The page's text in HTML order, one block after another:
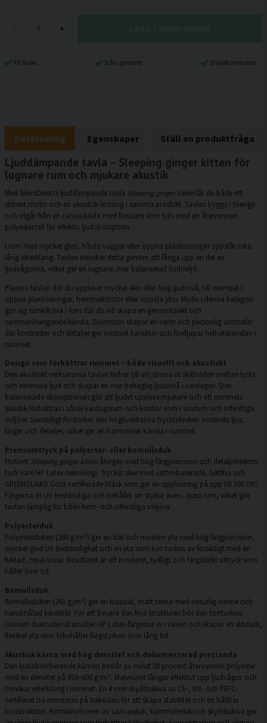
- +
Fri frakt 5 års garanti Snabb leverans
Beskrivning Egenskaper Ställ en produktfråga
Ljuddämpande tavla – Sleeping ginger kitten för
lugnare rum och mjukare akustik
Med SilentDirects ljuddämpande tavla Sleeping ginger kittenfår du både ett
stilrent motiv och en akustisk lösning i samma produkt. Tavlan byggs i Sverige
och utgår från en canvastavla med fururam som fylls med en återvunnen
polyestercell för effektiv ljudabsorption.
I rum med mycket glas, hårda väggar eller öppna planlösningar uppstår ofta
lång efterklang. Tavlan minskar detta genom att fånga upp en del av
ljudvågorna, vilket ger en lugnare, mer balanserad ljudmiljö.
Placera tavlan där du upplever mycket eko eller hög ljudnivå, till exempel i
öppna planlösningar, hemmakontor eller sociala ytor. Motiv i denna kategori
gör sig särskilt bra i rum där du vill skapa en genomtänkt och
sammanhängande känsla. Djurmotiv skapar en varm och personlig atmosfär
där kontraster och detaljer ger motivet karaktär och fördjupar helhetskänslan i
rummet.
Design som förbättrar rummet – både visuellt och akustiskt
Den akustiskt verksamma tavlan bidrar till att jämna ut skillnaden mellan tysta
och intensiva ljud och skapar en mer behaglig ljudnivå i vardagen. Den
balanserade absorptionen gör att ljudet upplevs mjukare och att rummets
akustik förbättras i såväl vardagsrum och kontor som i sovrum och offentliga
miljöer. Samtidigt förstärker den högkvalitativa trycktekniken motivets ljus,
färger och detaljer, vilket ger en harmonisk känsla i rummet.
Premiumtryck på polyester- eller bomullsduk
Motivet Sleeping ginger kitten återges med hög färgprecision och detaljrikedom
tack vare HP Latex-teknologi. Trycket sker med vattenbaserade, luktfria och
GREENGUARD Gold-certifierade bläck som ger en upplösning på upp till 300 DPI.
Färgerna är UV-beständiga och behåller sin styrka även i ljusa rum, vilket gör
tavlan lämplig för både hem- och offentliga miljöer.
Polyesterduk
Polyesterduken (260 g/m²) ger en slät och modern yta med hög färgprecision,
mycket god UV-beständighet och en yta som kan torkas av försiktigt med en
fuktad, mjuk trasa. Resultatet är ett modernt, tydligt och färgstarkt uttryck som
håller över tid.
Bomullsduk
Bomullsduken (260 g/m²) ger en klassisk, matt textur med naturlig värme och
handmålad karaktär. För att bevara den fina strukturen bör den torrtorkas.
Oavsett dukmaterial smälter HP Latex-färgerna in i väven och skapar en slitstark,
flexibel yta som bibehåller färgstyrkan över lång tid.
Akustisk kärna med hög densitet och dokumenterad prestanda
Den ljudabsorberande kärnan består av minst 50 procent återvunnen polyester
med en densitet på 450–600 g/m². Materialet fångar effektivt upp ljudvågor och
minskar efterklang i rummet. En 4 mm skyddsskiva av CE-, M1- och PEFC-
certifierat trä monteras på baksidan för att skapa stabilitet och en hållbar
konstruktion. Kombinationen av canvasduk, kärnmaterial och skyddsskiva ger